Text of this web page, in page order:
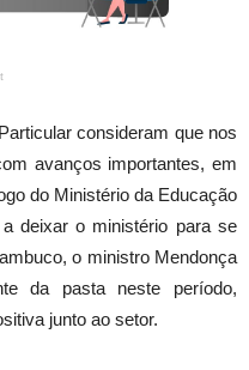
consideram que nos
avanços importantes, em
do Ministério da Educação
deixar o ministério para se
o ministro Mendonça
da pasta neste período,
junto ao setor.